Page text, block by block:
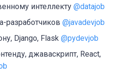
интеллекту @datajob
разработчиков @javadevjob
Django, Flask @pydevjob
джаваскрипт, React,